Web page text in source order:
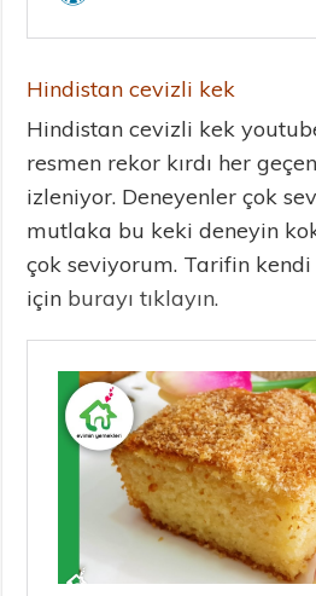
Hindistan cevizli kek
Hindistan cevizli kek
resmen rekor kırdı her
izleniyor. Deneyenler çok
mutlaka bu keki deneyin
çok seviyorum. Tarifin
için burayı tıklayın.